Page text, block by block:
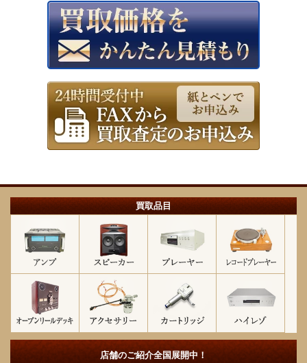
買取品目
店舗のご紹介全国展開中！